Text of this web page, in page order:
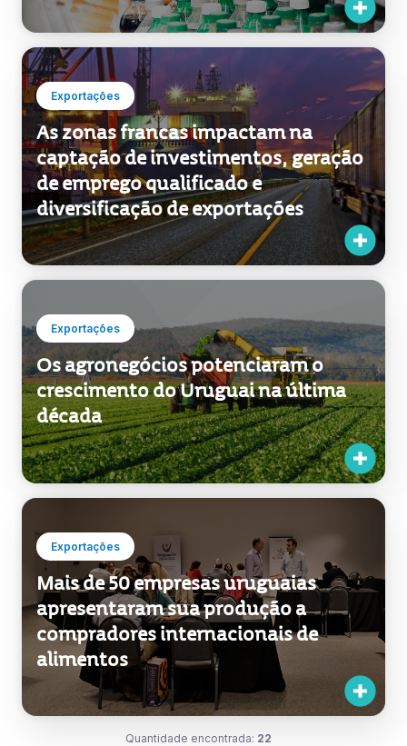
Empresas uruguaias de alimentos
apresentaram sua oferta exportável
no Brasil
Exportações
As zonas francas impactam na
captação de investimentos, geração
de emprego qualificado e
Exportações
Os agronegócios potenciaram o
crescimento do Uruguai na última
Exportações
Mais de 50 empresas uruguaias
apresentaram sua produção a
compradores internacionais de